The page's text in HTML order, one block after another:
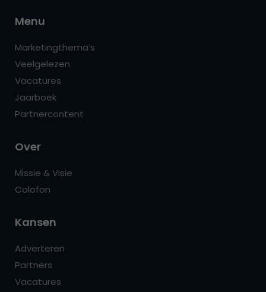
Menu
Marketingthema’s
Veelgelezen
Vacatures
Jaarboek
Partnercontent
Over
Missie & Visie
Colofon
Kansen
Adverteren
Partners
Vacatures